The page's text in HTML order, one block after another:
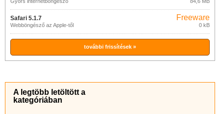
Safari 5.1.7
Webböngésző az Apple-től
Freeware
0 kB
további frissítések »
A legtöbb letöltött a
kategóriában